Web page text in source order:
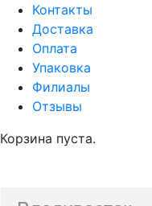
Контакты
Доставка
Оплата
Упаковка
Филиалы
Отзывы
Корзина пуста.